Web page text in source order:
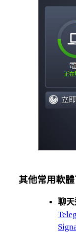
其他常用軟體
聊